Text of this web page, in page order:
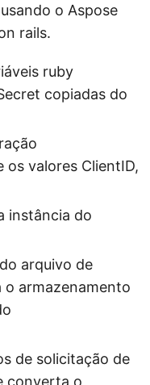
o Aspose
rails.
ruby
copiadas do
os valores ClientID,
instância do
arquivo de
armazenamento
de solicitação de
converta o